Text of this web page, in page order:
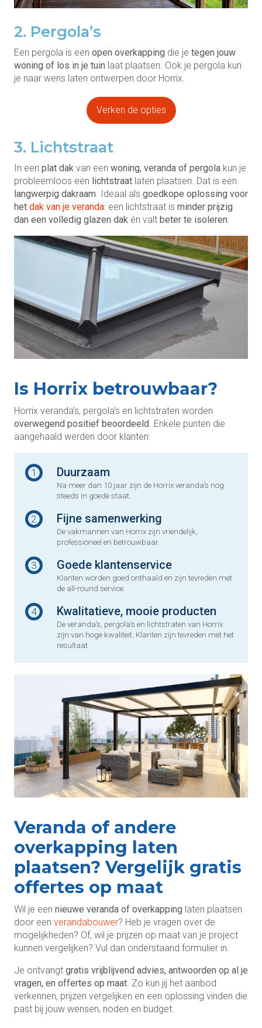
2. Pergola’s
Een pergola is een open overkapping die je tegen jouw
woning of los in je tuin laat plaatsen. Ook je pergola kun
je naar wens laten ontwerpen door Horrix.
Verken de opties
3. Lichtstraat
In een plat dak van een woning, veranda of pergola kun je
probleemloos een lichtstraat laten plaatsen. Dat is een
langwerpig dakraam. Ideaal als goedkope oplossing voor
het dak van je veranda: een lichtstraat is minder prijzig
dan een volledig glazen dak én valt beter te isoleren.
Is Horrix betrouwbaar?
Horrix veranda’s, pergola’s en lichtstraten worden
overwegend positief beoordeeld. Enkele punten die
aangehaald werden door klanten:
1 Duurzaam
Na meer dan 10 jaar zijn de Horrix veranda’s nog
steeds in goede staat.
2 Fijne samenwerking
De vakmannen van Horrix zijn vriendelijk,
professioneel en betrouwbaar.
3 Goede klantenservice
Klanten worden goed onthaald en zijn tevreden met
de all-round service.
4 Kwalitatieve, mooie producten
De veranda’s, pergola’s en lichtstraten van Horrix
zijn van hoge kwaliteit. Klanten zijn tevreden met het
resultaat.
Veranda of andere
overkapping laten
plaatsen? Vergelijk gratis
offertes op maat
Wil je een nieuwe veranda of overkapping laten plaatsen
door een verandabouwer? Heb je vragen over de
mogelijkheden? Of, wil je prijzen op maat van je project
kunnen vergelijken? Vul dan onderstaand formulier in.
Je ontvangt gratis vrijblijvend advies, antwoorden op al je
vragen, en offertes op maat . Zo kun jij het aanbod
verkennen, prijzen vergelijken en een oplossing vinden die
past bij jouw wensen, noden en budget.